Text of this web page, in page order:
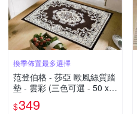
換季佈置最多選擇
范登伯格 - 莎亞 歐風絲質踏
墊 - 雲彩 (三色可選 - 50 x 7
0cm)
$349